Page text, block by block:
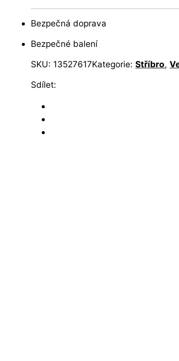
Bezpečná doprava
Bezpečné balení
SKU: 13527617Kategorie:Stříbro,
Sdílet: